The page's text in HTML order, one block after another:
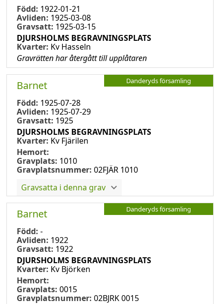
Född: 1922-01-21
Avliden: 1925-03-08
Gravsatt: 1925-03-15
DJURSHOLMS BEGRAVNINGSPLATS
Kvarter: Kv Hasseln
Gravrätten har återgått till upplåtaren
Danderyds församling
Barnet
Född: 1925-07-28
Avliden: 1925-07-29
Gravsatt: 1925
DJURSHOLMS BEGRAVNINGSPLATS
Kvarter: Kv Fjärilen
Hemort:
Gravplats: 1010
Gravplatsnummer: 02FJÄR 1010
Gravsatta i denna grav
Danderyds församling
Barnet
Född: -
Avliden: 1922
Gravsatt: 1922
DJURSHOLMS BEGRAVNINGSPLATS
Kvarter: Kv Björken
Hemort:
Gravplats: 0015
Gravplatsnummer: 02BJRK 0015